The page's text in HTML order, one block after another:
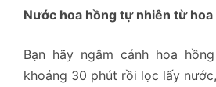
Nước hoa hồng tự nhiên từ
Bạn hãy ngâm cánh hoa
khoảng 30 phút rồi lọc lấy